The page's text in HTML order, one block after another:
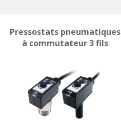
Pressostats pneumatiques
à commutateur 3 fils